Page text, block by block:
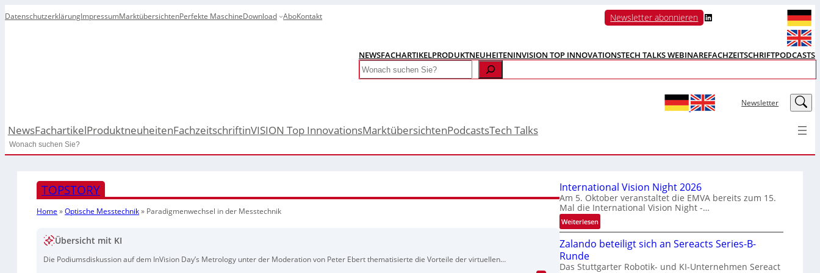
DatenschutzerklärungImpressumMarktübersichtenPerfekte MaschineDownload AboKontakt Newsletter abonnieren LinkedIn
NEWSFACHARTIKELPRODUKTNEUHEITENINVISION TOP INNOVATIONSTECH TALKS WEBINAREFACHZEITSCHRIFTPODCASTS
Search
Newsletter LinkedIn
NewsFachartikelProduktneuheitenFachzeitschriftinVISION Top InnovationsMarktübersichtenPodcastsTech Talks
Search
TOPSTORY
Home »Optische Messtechnik» Paradigmenwechsel in der Messtechnik
Übersicht mit KI
Die Podiumsdiskussion auf dem InVision Day’s Metrology unter der Moderation von Peter Ebert thematisierte die Vorteile der virtuellen
International Vision Night 2026
Am 5. Oktober veranstaltet die EMVA bereits zum 15.
Mal die International Vision Night -…
Weiterlesen:
I
n
e
Zalando beteiligt sich an Sereacts Series-B-
Runde
Das Stuttgarter Robotik- und KI-Unternehmen Sereact